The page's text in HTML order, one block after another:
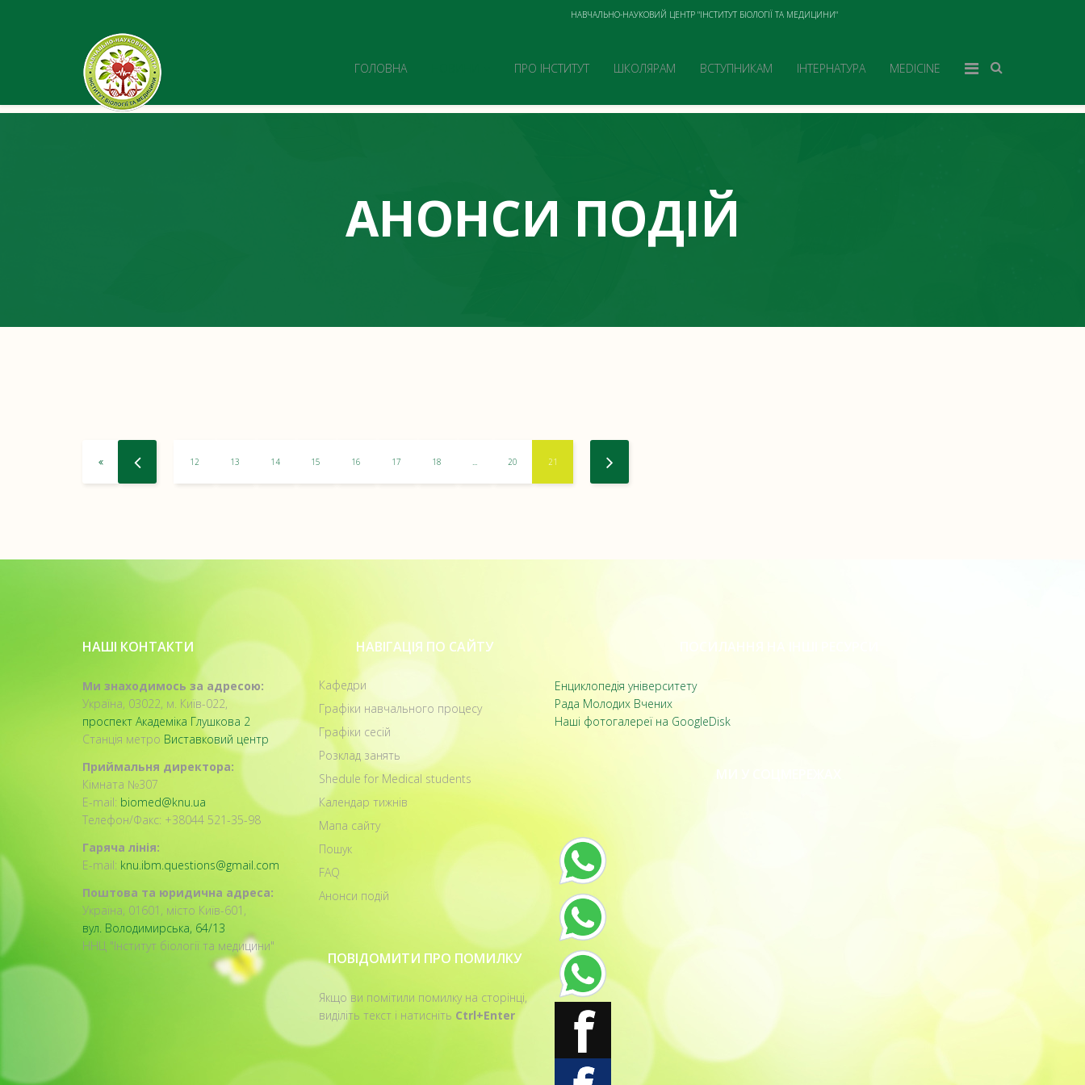
НАВЧАЛЬНО-НАУКОВИЙ ЦЕНТР "ІНСТИТУТ БІОЛОГІЇ ТА МЕДИЦИНИ"
ГОЛОВНА ПРО ІНСТИТУТ ШКОЛЯРАМ ВСТУПНИКАМ ІНТЕРНАТУРА MEDICINE
АНОНСИ ПОДІЙ
12 13 14 15 16 17 18 ... 20 21
НАШІ КОНТАКТИ
Ми знаходимось за адресою:
Україна, 03022, м. Київ-022,
проспект Академіка Глушкова 2
Станція метро Виставковий центр
Приймальня директора:
Кімната №307
E-mail: biomed@knu.ua
Телефон/Факс: +38044 521-35-98
Гаряча лінія:
E-mail: knu.ibm.questions@gmail.com
Поштова та юридична адреса:
Україна, 01601, місто Київ-601,
вул. Володимирська, 64/13
ННЦ "Інститут біології та медицини"
НАВІГАЦІЯ ПО САЙТУ
Кафедри
Графіки навчального процесу
Графіки сесій
Розклад занять
Shedule for Medical students
Календар тижнів
Мапа сайту
Пошук
FAQ
Анонси подій
ПОВІДОМИТИ ПРО ПОМИЛКУ
Якщо ви помітили помилку на сторінці,
виділіть текст і натисніть Ctrl+Enter
ПОСИЛАННЯ НА ІНШІ РЕСУРСИ
Енциклопедія університету
Рада Молодих Вчених
Наші фотогалереї на GoogleDisk
МИ У СОЦМЕРЕЖАХ